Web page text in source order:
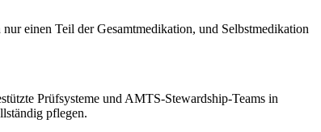
einen Teil der Gesamtmedikation, und Selbstmedikation
Prüfsysteme und AMTS-Stewardship-Teams in
pflegen.